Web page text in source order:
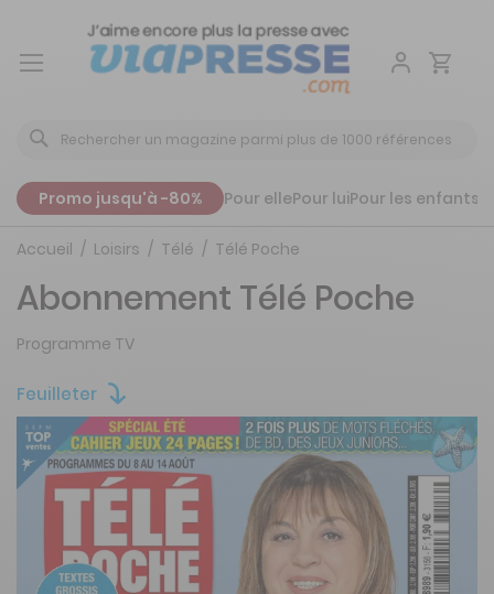
Aller
Promo jusqu'à -80% Pour ellePour luiPour les enfants
Accueil Loisirs Télé Télé Poche
Feuilleter
Abonnement Télé Poche
Programme TV